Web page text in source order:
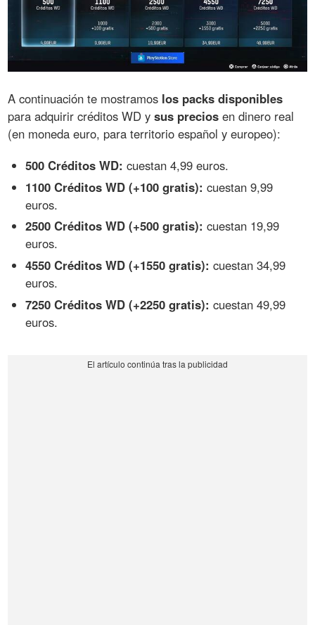
A continuación te mostramos los packs disponibles
para adquirir créditos WD ysus precios en dinero real
(en moneda euro, para territorio español y europeo):
500 Créditos WD: cuestan 4,99 euros.
1100 Créditos WD (+100 gratis): cuestan 9,99
euros.
2500 Créditos WD (+500 gratis): cuestan 19,99
euros.
4550 Créditos WD (+1550 gratis): cuestan 34,99
euros.
7250 Créditos WD (+2250 gratis): cuestan 49,99
euros.